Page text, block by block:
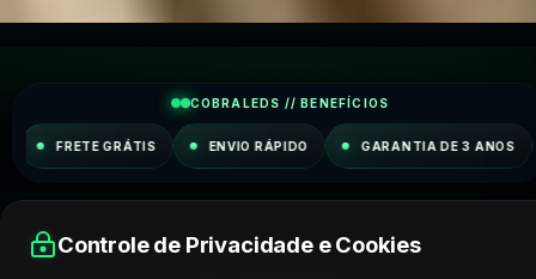
COBRALEDS // BENEFÍCIOS
ENVIO RÁPIDO GARANTIA DE 3 ANOS CUPOM:
Controle de Privacidade e Cookies